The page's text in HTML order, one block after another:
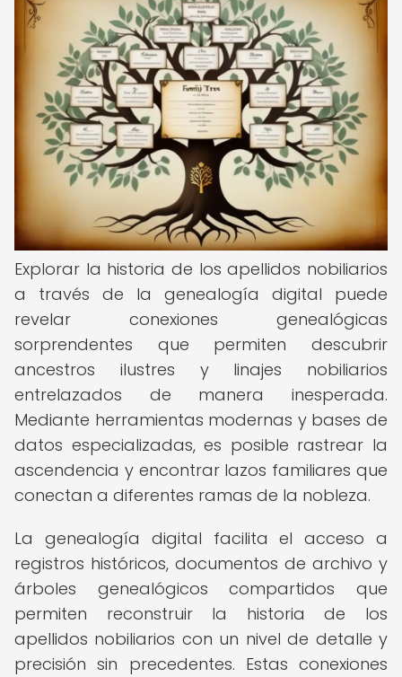
Explorar la historia de los apellidos nobiliarios
a través de la genealogía digital puede
revelar conexiones genealógicas
sorprendentes que permiten descubrir
ancestros ilustres y linajes nobiliarios
entrelazados de manera inesperada.
Mediante herramientas modernas y bases de
datos especializadas, es posible rastrear la
ascendencia y encontrar lazos familiares que
conectan a diferentes ramas de la nobleza.
La genealogía digital facilita el acceso a
registros históricos, documentos de archivo y
árboles genealógicos compartidos que
permiten reconstruir la historia de los
apellidos nobiliarios con un nivel de detalle y
precisión sin precedentes. Estas conexiones